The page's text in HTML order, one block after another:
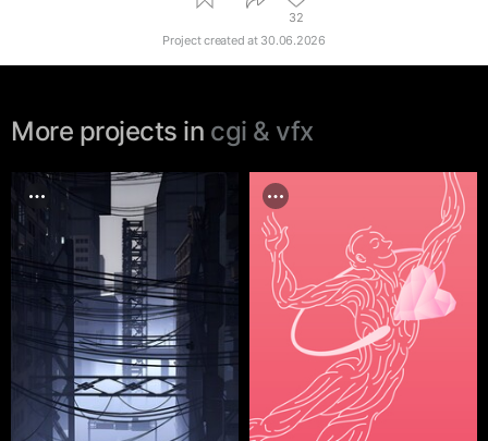
32
Project created at 30.06.2026
More projects in cgi & vfx